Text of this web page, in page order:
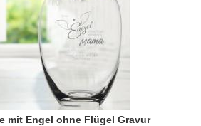
mit Engel ohne Flügel Gravur